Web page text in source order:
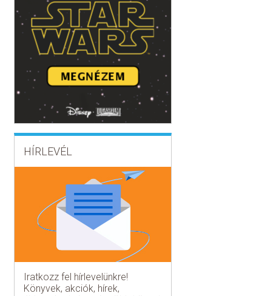
HÍRLEVÉL
Iratkozz fel hírlevelünkre!
Könyvek, akciók, hírek,